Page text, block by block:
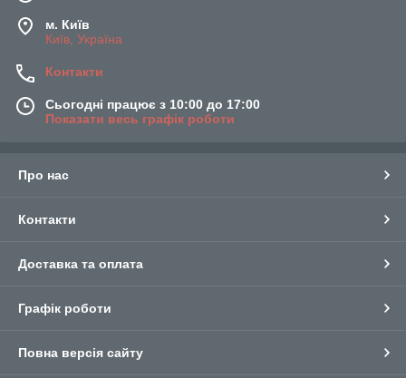
м. Київ
Київ, Україна
Контакти
Сьогодні працює з 10:00 до 17:00
Показати весь графік роботи
Про нас
Контакти
Доставка та оплата
Графік роботи
Повна версія сайту